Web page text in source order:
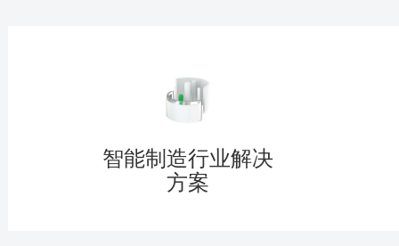
智能制造行业解决
方案